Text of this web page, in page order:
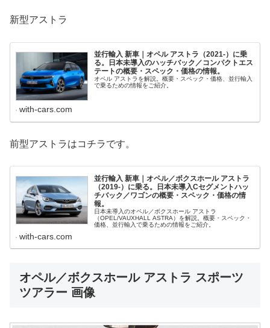
新型アストラ
並行輸入 新車｜オペル アストラ（2021-）に乗
る。日本未導入のハッチバック／コンパクトエス
テートの概要・スペック・価格の情報。
オペル アストラを解説。概要・スペック・価格、並行輸入
で乗るための情報をご紹介。
with-cars.com
前型アストラはコチラです。
並行輸入 新車｜オペル／ボクスホール アストラ
（2019-）に乗る。日本未導入Cセグメントハッ
チバック／ワゴンの概要・スペック・価格の情
報。
日本未導入のオペル／ボクスホール アストラ
（OPEL/VAUXHALL ASTRA）を解説。概要・スペック・
価格、並行輸入で乗るための情報をご紹介。
with-cars.com
オペル／ボクスホール アストラ スポーツ
ツアラー 画像